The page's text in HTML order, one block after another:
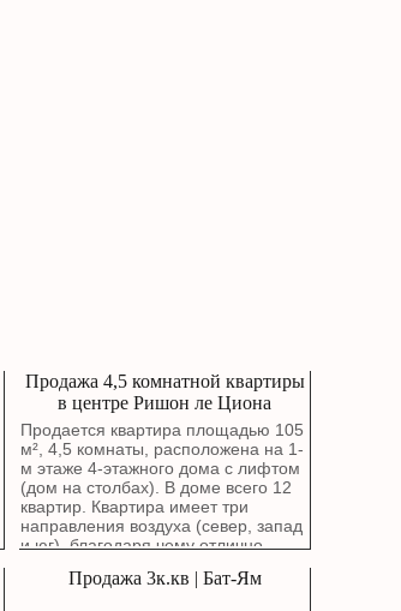
Продажа 4,5 комнатной квартиры
в центре Ришон ле Циона
Продается квартира площадью 105
м², 4,5 комнаты, расположена на 1-
м этаже 4-этажного дома с лифтом
(дом на столбах). В доме всего 12
квартир. Квартира имеет три
направления воздуха (север, запад
и юг), благодаря чему отлично
выходят на зеленый сквер. В
Продажа 3к.кв | Бат-Ям